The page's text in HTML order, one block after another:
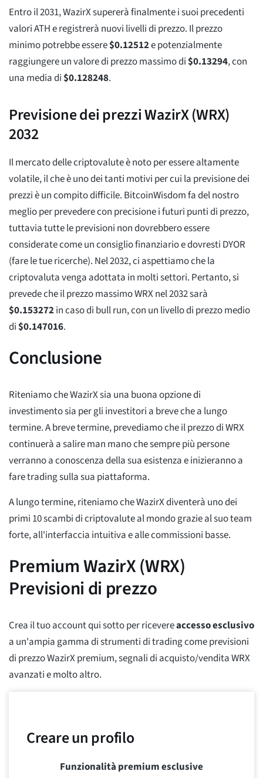
Entro il 2031, WazirX supererà finalmente i suoi precedenti
valori ATH e registrerà nuovi livelli di prezzo. Il prezzo
minimo potrebbe essere$0.12512e potenzialmente
raggiungere un valore di prezzo massimo di$0.13294, con
una media di$0.128248.
Previsione dei prezzi WazirX (WRX)
2032
Il mercato delle criptovalute è noto per essere altamente
volatile, il che è uno dei tanti motivi per cui la previsione dei
prezzi è un compito difficile. BitcoinWisdom fa del nostro
meglio per prevedere con precisione i futuri punti di prezzo,
tuttavia tutte le previsioni non dovrebbero essere
considerate come un consiglio finanziario e dovresti DYOR
(fare le tue ricerche). Nel 2032, ci aspettiamo che la
criptovaluta venga adottata in molti settori. Pertanto, si
prevede che il prezzo massimo WRX nel 2032 sarà
$0.153272in caso di bull run, con un livello di prezzo medio
di$0.147016.
Conclusione
Riteniamo che WazirX sia una buona opzione di
investimento sia per gli investitori a breve che a lungo
termine. A breve termine, prevediamo che il prezzo di WRX
continuerà a salire man mano che sempre più persone
verranno a conoscenza della sua esistenza e inizieranno a
fare trading sulla sua piattaforma.
A lungo termine, riteniamo che WazirX diventerà uno dei
primi 10 scambi di criptovalute al mondo grazie al suo team
forte, all'interfaccia intuitiva e alle commissioni basse.
Premium WazirX (WRX)
Previsioni di prezzo
Crea il tuo account qui sotto per ricevereaccesso esclusivo
a un'ampia gamma di strumenti di trading come previsioni
di prezzo WazirX premium, segnali di acquisto/vendita WRX
avanzati e molto altro.
Creare un profilo
Funzionalità premium esclusive